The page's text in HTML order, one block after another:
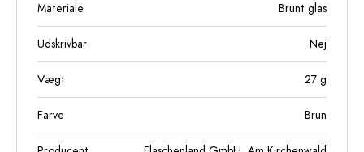
Materiale Brunt glas
Udskrivbar Nej
Vægt 27 g
Farve Brun